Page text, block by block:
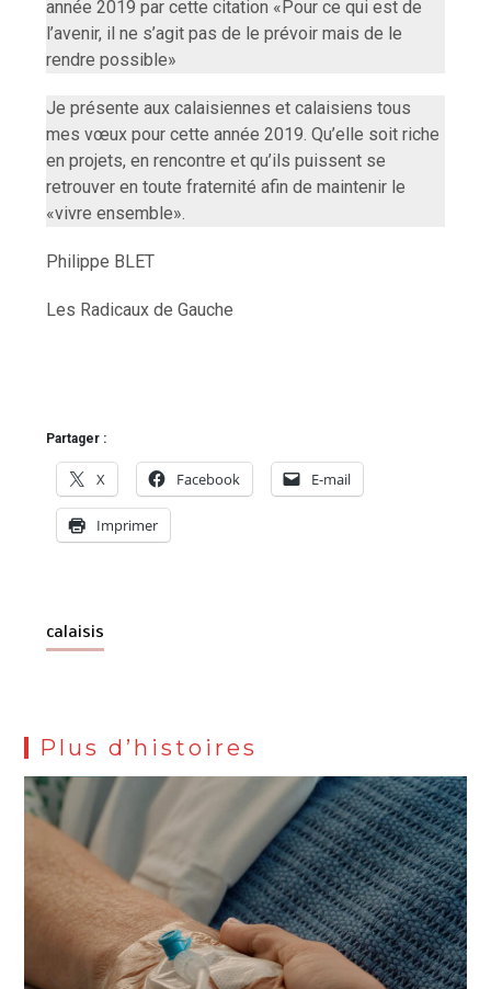
année 2019 par cette citation «Pour ce qui est de
l’avenir, il ne s’agit pas de le prévoir mais de le
rendre possible»
Je présente aux calaisiennes et calaisiens tous
mes vœux pour cette année 2019. Qu’elle soit riche
en projets, en rencontre et qu’ils puissent se
retrouver en toute fraternité afin de maintenir le
«vivre ensemble».
Philippe BLET
Les Radicaux de Gauche
Partager :
X Facebook E-mail
Imprimer
calaisis
Plus d’histoires